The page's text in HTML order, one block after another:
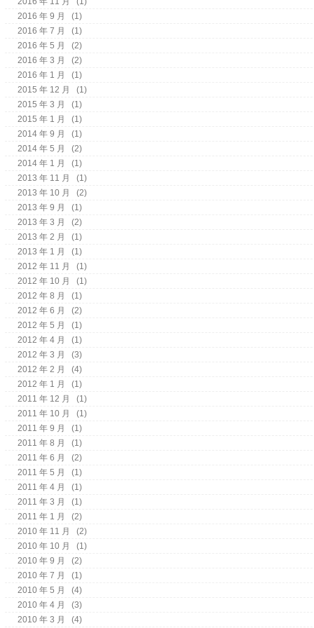
2016 年 9 月
(1)
2016 年 7 月
(1)
2016 年 5 月
(2)
2016 年 3 月
(2)
2016 年 1 月
(1)
2015 年 12 月
(1)
2015 年 3 月
(1)
2015 年 1 月
(1)
2014 年 9 月
(1)
2014 年 5 月
(2)
2014 年 1 月
(1)
2013 年 11 月
(1)
2013 年 10 月
(2)
2013 年 9 月
(1)
2013 年 3 月
(2)
2013 年 2 月
(1)
2013 年 1 月
(1)
2012 年 11 月
(1)
2012 年 10 月
(1)
2012 年 8 月
(1)
2012 年 6 月
(2)
2012 年 5 月
(1)
2012 年 4 月
(1)
2012 年 3 月
(3)
2012 年 2 月
(4)
2012 年 1 月
(1)
2011 年 12 月
(1)
2011 年 10 月
(1)
2011 年 9 月
(1)
2011 年 8 月
(1)
2011 年 6 月
(2)
2011 年 5 月
(1)
2011 年 4 月
(1)
2011 年 3 月
(1)
2011 年 1 月
(2)
2010 年 11 月
(2)
2010 年 10 月
(1)
2010 年 9 月
(2)
2010 年 7 月
(1)
2010 年 5 月
(4)
2010 年 4 月
(3)
2010 年 3 月
(4)